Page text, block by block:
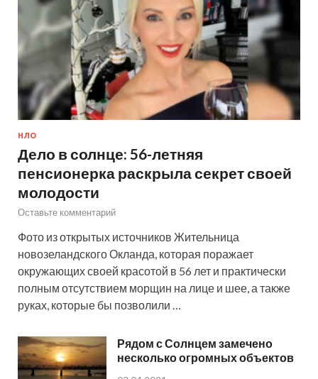
НЛО
Дело в солнце: 56-летняя
пенсионерка раскрыла секрет своей
молодости
Оставьте комментарий
Фото из открытых источников Жительница
новозеландского Окланда, которая поражает
окружающих своей красотой в 56 лет и практически
полным отсутствием морщин на лице и шее, а также
руках, которые бы позволили …
Рядом с Солнцем замечено
несколько огромных объектов